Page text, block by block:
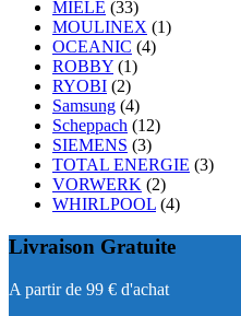
MIELE (33)
MOULINEX (1)
OCEANIC (4)
ROBBY (1)
RYOBI (2)
Samsung (4)
Scheppach (12)
SIEMENS (3)
TOTAL ENERGIE (3)
VORWERK (2)
WHIRLPOOL (4)
Livraison Gratuite
A partir de 99 € d'achat